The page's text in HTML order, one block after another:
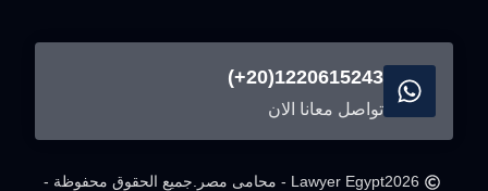
1220615243(20+)
تواصل معانا الان
2026Lawyer Egypt - محامى مصر. جميع الحقوق محفوظة -